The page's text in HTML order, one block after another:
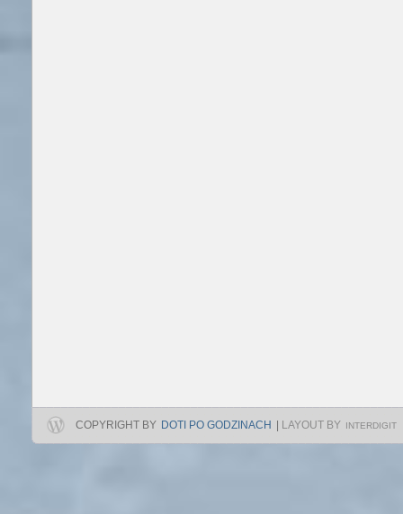
COPYRIGHT BY DOTI PO GODZINACH | LAYOUT BY INTERDIGIT